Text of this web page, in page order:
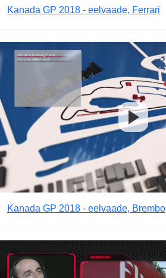
Kanada GP 2018 - eelvaade, Ferrari
Kanada GP 2018 - eelvaade, Brembo